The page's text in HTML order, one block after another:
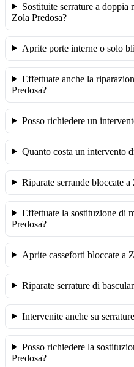
Sostituite serrature a doppia
Zola Predosa?
Aprite porte interne o solo
Effettuate anche la
Predosa?
Posso richiedere un
Quanto costa un intervento
Riparate serrande bloccate a
Effettuate la sostituzione di
Predosa?
Aprite casseforti bloccate a
Riparate serrature di
Intervenite anche su
Posso richiedere la
Predosa?